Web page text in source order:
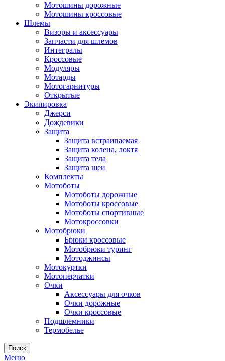
Мотошины дорожные
Мотошины кроссовые
Шлемы
Визоры и аксессуары
Запчасти для шлемов
Интегралы
Кроссовые
Модуляры
Мотарды
Мотогарнитуры
Открытые
Экипировка
Джерси
Дождевики
Защита
Защита встраиваемая
Защита колена, локтя
Защита тела
Защита шеи
Комплекты
Мотоботы
Мотоботы дорожные
Мотоботы кроссовые
Мотоботы спортивные
Мотокроссовки
Мотобрюки
Брюки кроссовые
Мотобрюки туринг
Мотоджинсы
Мотокуртки
Мотоперчатки
Очки
Аксессуары для очков
Очки дорожные
Очки кроссовые
Подшлемники
Термобелье
Поиск
Меню